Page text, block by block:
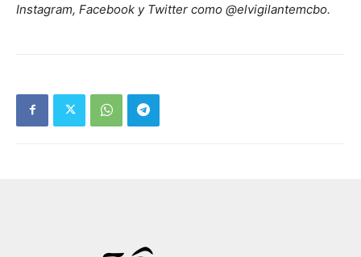
Instagram, Facebook y Twitter como @elvigilantemcbo.